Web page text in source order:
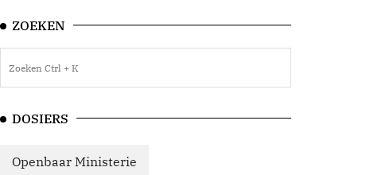
ZOEKEN
DOSIERS
Openbaar Ministerie